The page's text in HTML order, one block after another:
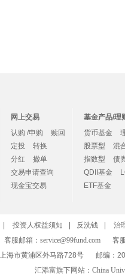
网上交易
认购 /申购
赎回
定投
转换
分红
撤单
交易申请查询
现金宝交易
基金产品/理
货币基金
股票型
混
指数型
债
QDII基金
ETF基金
投资人权益须知 反洗钱
治
客服邮箱： service@99fund.com
客
海市黄浦区外马路728号
邮编：
汇添富旗下网站： China